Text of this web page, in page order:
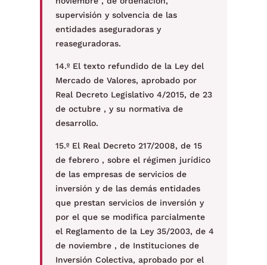
supervisión y solvencia de las
entidades aseguradoras y
reaseguradoras.
14.º El texto refundido de la Ley del
Mercado de Valores, aprobado por
Real Decreto Legislativo 4/2015, de 23
de octubre , y su normativa de
desarrollo.
15.º El Real Decreto 217/2008, de 15
de febrero , sobre el régimen jurídico
de las empresas de servicios de
inversión y de las demás entidades
que prestan servicios de inversión y
por el que se modifica parcialmente
el Reglamento de la Ley 35/2003, de 4
de noviembre , de Instituciones de
Inversión Colectiva, aprobado por el